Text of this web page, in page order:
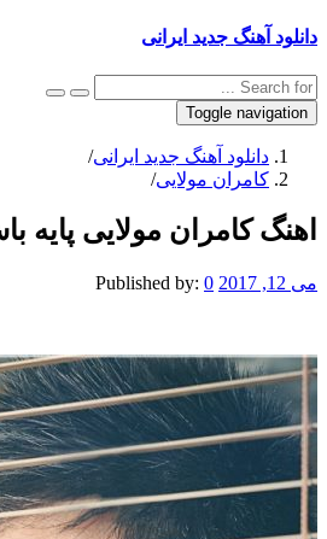
جدید ایرانی
Toggle
آهنگ جدید ایرانی/
مولایی /
مولایی پایه باش
Published by: 0